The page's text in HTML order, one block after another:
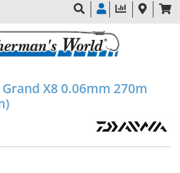
X8 0.06mm 270m